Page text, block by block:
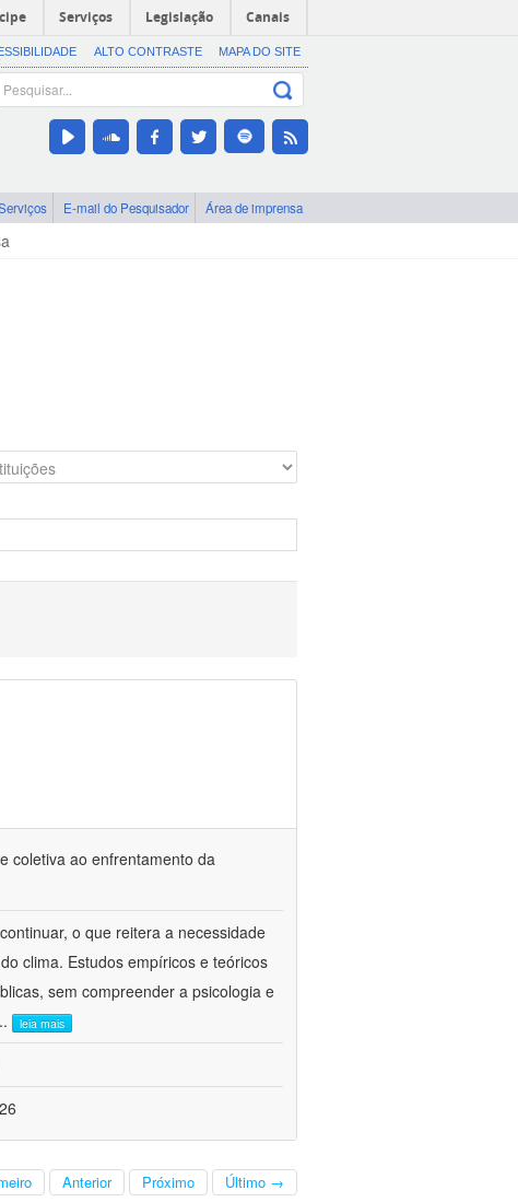
Serviços Legislação Canais
ALTO CONTRASTE MAPA DO SITE
E-mail do Pesquisador Área de imprensa
coletiva ao enfrentamento da
o que reitera a necessidade
clima. Estudos empíricos e teóricos
sem compreender a psicologia e
leia mais
Anterior Próximo Último →